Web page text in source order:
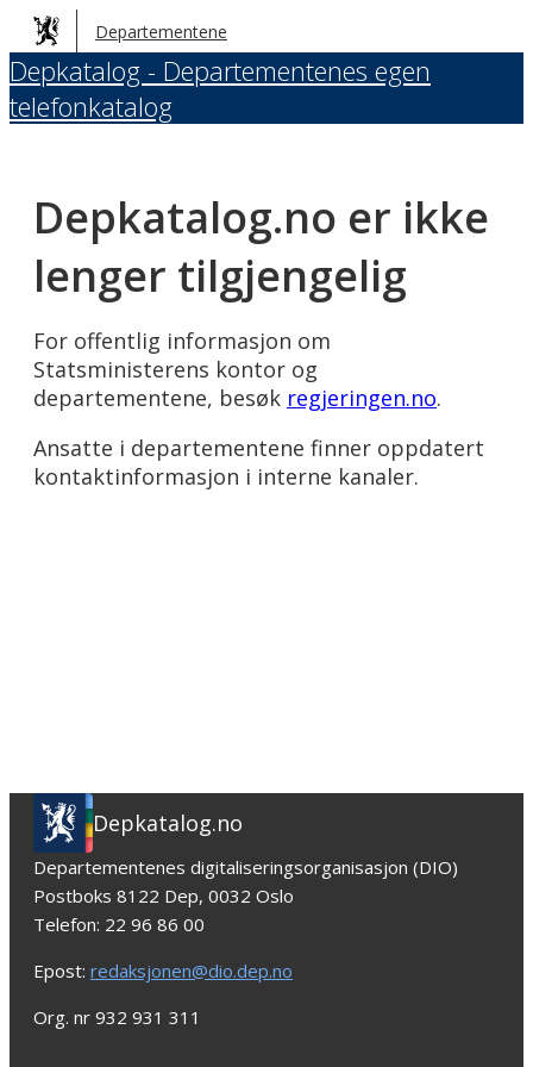
Hopp
til
hovedinnhold
Departementene
Depkatalog - Departementenes egen
telefonkatalog
Depkatalog.no er ikke
lenger tilgjengelig
For offentlig informasjon om
Statsministerens kontor og
departementene, besøk regjeringen.no.
Ansatte i departementene finner oppdatert
kontaktinformasjon i interne kanaler.
Depkatalog.no
Departementenes digitaliseringsorganisasjon (DIO)
Postboks 8122 Dep, 0032 Oslo
Telefon: 22 96 86 00
Epost: redaksjonen@dio.dep.no
Org. nr 932 931 311